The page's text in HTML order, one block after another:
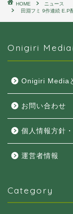
HOME
ニュース
田淵フミ 9作連続 E.P
Onigiri Media
Onigiri Media
お問い合わせ
個人情報方針
運営者情報
Category